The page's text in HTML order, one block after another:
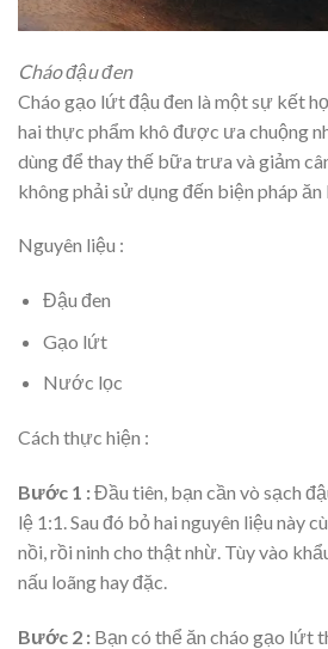
Cháo đậu đen
Cháo gạo lứt đậu đen là một sự kết
hai thực phẩm khô được ưa chuộng
dùng để thay thế bữa trưa và giảm
không phải sử dụng đến biện pháp ăn
Nguyên liệu :
Đậu đen
Gạo lứt
Nước lọc
Cách thực hiện :
Bước 1 :Đầu tiên, bạn cần vò sạch
lệ 1:1. Sau đó bỏ hai nguyên liệu này
nồi, rồi ninh cho thật nhừ. Tùy vào
nấu loãng hay đặc.
Bước 2 : Bạn có thể ăn cháo gạo lứt